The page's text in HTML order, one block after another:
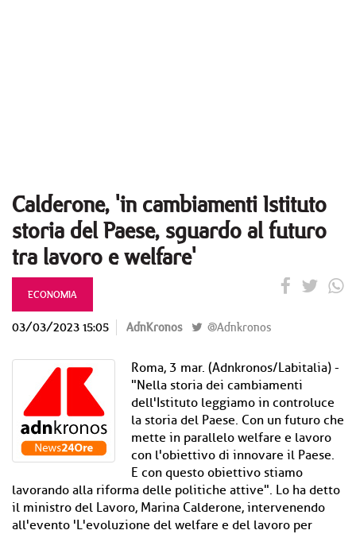
Calderone, 'in cambiamenti Istituto
storia del Paese, sguardo al futuro
tra lavoro e welfare'
ECONOMIA
03/03/2023 15:05 AdnKronos @Adnkronos
Roma, 3 mar. (Adnkronos/Labitalia) -
"Nella storia dei cambiamenti
dell'Istituto leggiamo in controluce
la storia del Paese. Con un futuro che
mette in parallelo welfare e lavoro
con l'obiettivo di innovare il Paese.
E con questo obiettivo stiamo
lavorando alla riforma delle politiche attive". Lo ha detto
il ministro del Lavoro, Marina Calderone, intervenendo
all'evento 'L'evoluzione del welfare e del lavoro per